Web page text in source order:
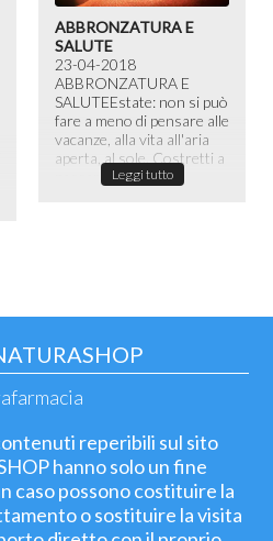
ABBRONZATURA E
SALUTE
23-04-2018
ABBRONZATURA E
SALUTE​ Estate: non si può
fare a meno di pensare alle
vacanze, alla vita all'aria
aperta, al sole. Costretti a
passare la maggior ...
Leggi tutto
reperibili sul sito
hanno solo un fine
caso possono costituire la
o sostituire la visita